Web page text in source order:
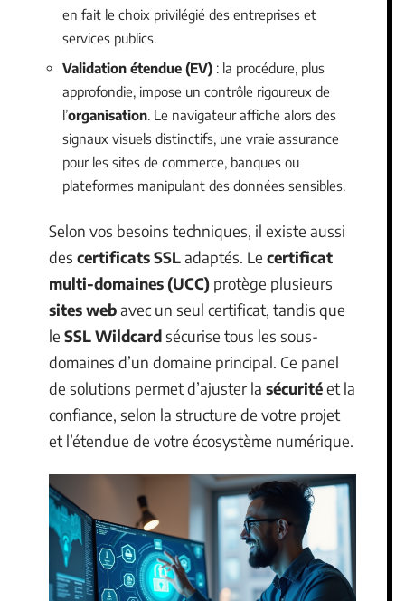
en fait le choix privilégié des entreprises et
services publics.
Validation étendue (EV) : la procédure, plus
approfondie, impose un contrôle rigoureux de
l’organisation. Le navigateur affiche alors des
signaux visuels distinctifs, une vraie assurance
pour les sites de commerce, banques ou
plateformes manipulant des données sensibles.
Selon vos besoins techniques, il existe aussi
des certificats SSLadaptés. Le certificat
multi-domaines (UCC) protège plusieurs
sites webavec un seul certificat, tandis que
le SSL Wildcardsécurise tous les sous-
domaines d’un domaine principal. Ce panel
de solutions permet d’ajuster la sécuritéet la
confiance, selon la structure de votre projet
et l’étendue de votre écosystème numérique.